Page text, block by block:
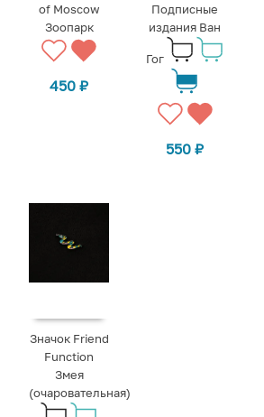
of Moscow
Зоопарк
450₽
Подписные
издания Ван
Гог
550₽
Значок Friend
Function
Змея
(очаровательная)